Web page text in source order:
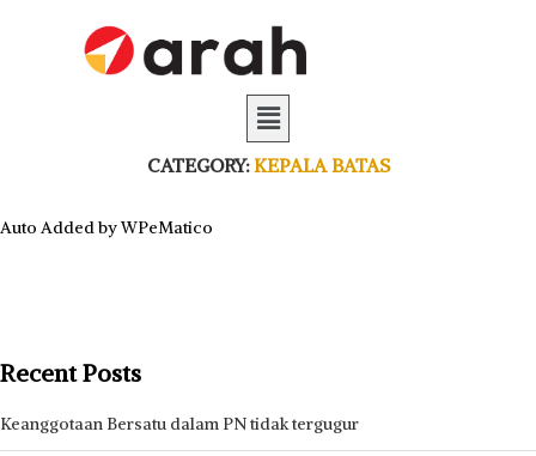
CATEGORY: KEPALA BATAS
Auto Added by WPeMatico
Recent Posts
Keanggotaan Bersatu dalam PN tidak tergugur